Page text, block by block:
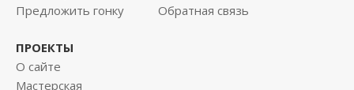
Предложить гонку
Обратная связь
ПРОЕКТЫ
О сайте
Мастерская